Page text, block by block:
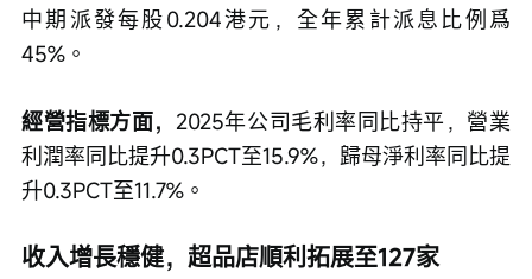
中期派發每股0.204港元，全年累計派息比例爲
45%。
經營指標方面， 2025年公司毛利率同比持平，營業
利潤率同比提升0.3PCT至15.9%，歸母淨利率同比提
升0.3PCT至11.7%。
收入增長穩健，超品店順利拓展至127家